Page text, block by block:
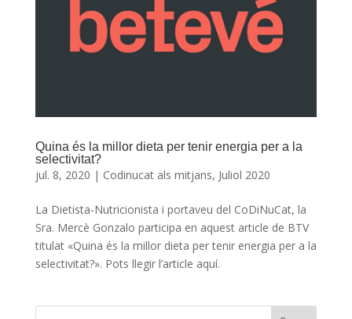
Quina és la millor dieta per tenir energia per a la
selectivitat?
jul. 8, 2020 | Codinucat als mitjans, Juliol 2020
La Dietista-Nutricionista i portaveu del CoDiNuCat, la
Sra. Mercè Gonzalo participa en aquest article de BTV
titulat «Quina és la millor dieta per tenir energia per a la
selectivitat?». Pots llegir l’article aquí.